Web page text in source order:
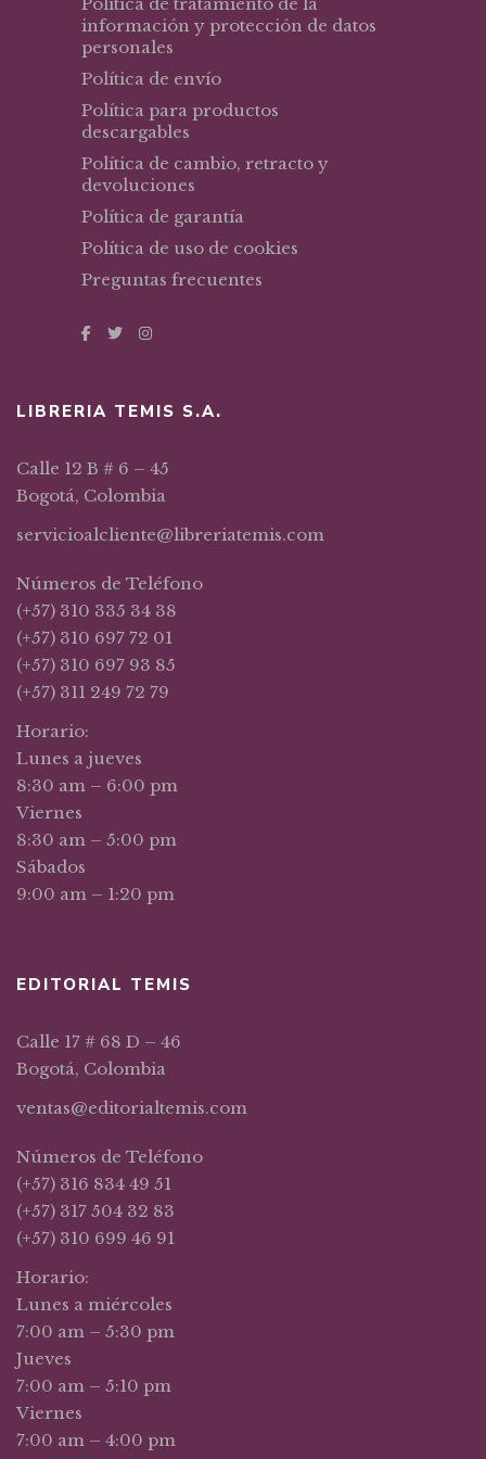
información y protección de datos
personales
Política de envío
Política para productos
descargables
Política de cambio, retracto y
devoluciones
Política de garantía
Política de uso de cookies
Preguntas frecuentes
LIBRERIA TEMIS S.A.
Calle 12 B # 6 – 45
Bogotá, Colombia
servicioalcliente@libreriatemis.com
Números de Teléfono
(+57) 310 335 34 38
(+57) 310 697 72 01
(+57) 310 697 93 85
(+57) 311 249 72 79
Horario:
Lunes a jueves
8:30 am – 6:00 pm
Viernes
8:30 am – 5:00 pm
Sábados
9:00 am – 1:20 pm
EDITORIAL TEMIS
Calle 17 # 68 D – 46
Bogotá, Colombia
ventas@editorialtemis.com
Números de Teléfono
(+57) 316 834 49 51
(+57) 317 504 32 83
(+57) 310 699 46 91
Horario:
Lunes a miércoles
7:00 am – 5:30 pm
Jueves
7:00 am – 5:10 pm
Viernes
7:00 am – 4:00 pm